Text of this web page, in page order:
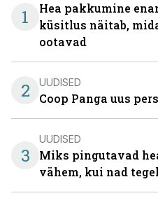
1
Hea pakkumine
küsitlus näitab,
ootavad
2 UUDISED
Coop Panga uus
3
UUDISED
Miks pingutavad
vähem, kui nad